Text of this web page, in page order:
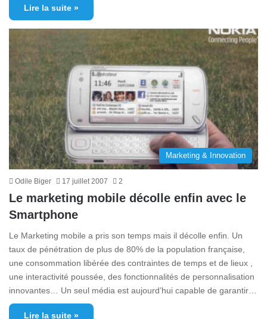
Lire la suite »
Marketing & Innovation
Odile Biger 17 juillet 2007 2
Le marketing mobile décolle enfin avec le
Smartphone
Le Marketing mobile a pris son temps mais il décolle enfin. Un
taux de pénétration de plus de 80% de la population française,
une consommation libérée des contraintes de temps et de lieux ,
une interactivité poussée, des fonctionnalités de personnalisation
innovantes… Un seul média est aujourd’hui capable de garantir…
Lire la suite »